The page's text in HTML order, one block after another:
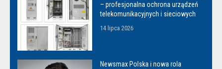
– profesjonalna ochrona urządzeń
telekomunikacyjnych i sieciowych
14 lipca 2026
Newsmax Polska i nowa rola